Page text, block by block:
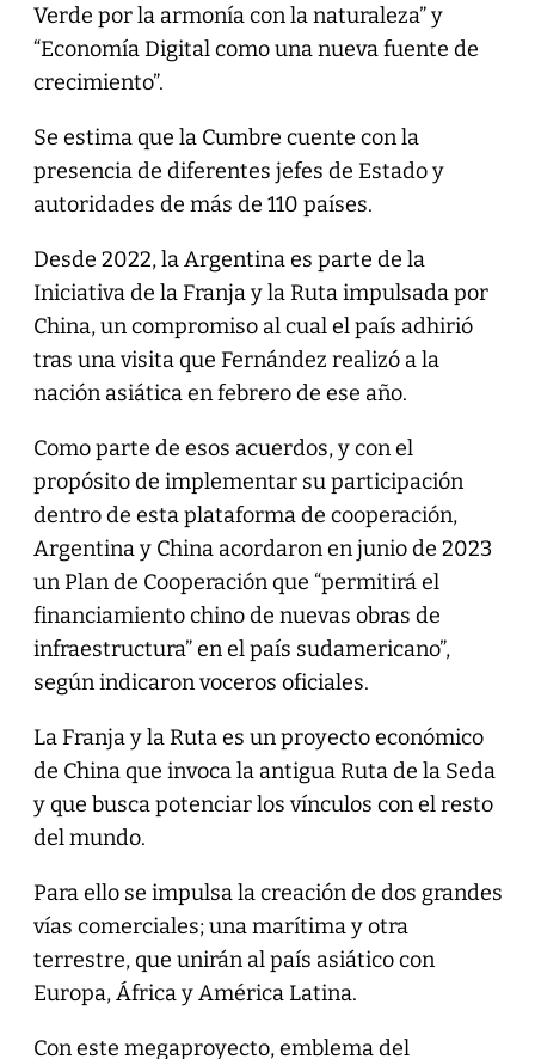
Verde por la armonía con la naturaleza” y
“Economía Digital como una nueva fuente de
crecimiento”.
Se estima que la Cumbre cuente con la
presencia de diferentes jefes de Estado y
autoridades de más de 110 países.
Desde 2022, la Argentina es parte de la
Iniciativa de la Franja y la Ruta impulsada por
China, un compromiso al cual el país adhirió
tras una visita que Fernández realizó a la
nación asiática en febrero de ese año.
Como parte de esos acuerdos, y con el
propósito de implementar su participación
dentro de esta plataforma de cooperación,
Argentina y China acordaron en junio de 2023
un Plan de Cooperación que “permitirá el
financiamiento chino de nuevas obras de
infraestructura” en el país sudamericano”,
según indicaron voceros oficiales.
La Franja y la Ruta es un proyecto económico
de China que invoca la antigua Ruta de la Seda
y que busca potenciar los vínculos con el resto
del mundo.
Para ello se impulsa la creación de dos grandes
vías comerciales; una marítima y otra
terrestre, que unirán al país asiático con
Europa, África y América Latina.
Con este megaproyecto, emblema del